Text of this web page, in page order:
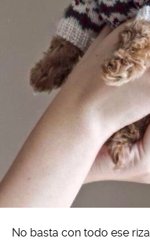
No basta con todo ese